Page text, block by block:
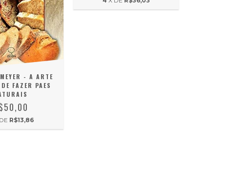
- A ARTE
FAZER PAES
R$13,86